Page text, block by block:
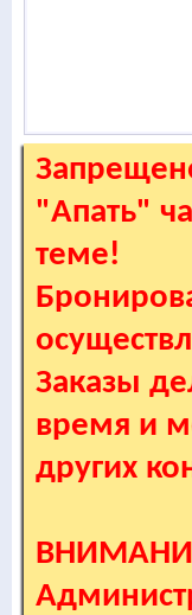
"Апать"
теме!
Заказы
время и
других